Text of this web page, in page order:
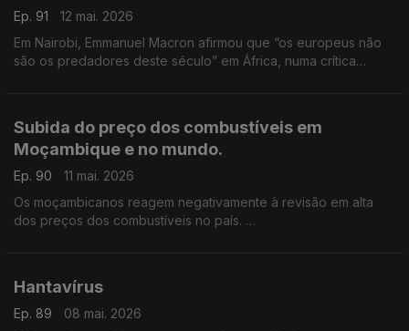
Ep. 91
12 mai. 2026
Em Nairobi, Emmanuel Macron afirmou que “os europeus não
são os predadores deste século” em África, numa crítica
Subida do preço dos combustíveis em
Moçambique e no mundo.
Ep. 90
11 mai. 2026
Os moçambicanos reagem negativamente à revisão em alta
dos preços dos combustíveis no país.
Hantavírus
Ep. 89
08 mai. 2026